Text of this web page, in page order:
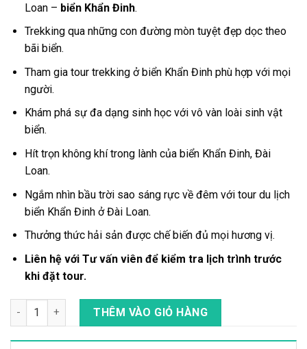
Loan – biển Khẩn Đinh.
Trekking qua những con đường mòn tuyệt đẹp dọc theo
bãi biển.
Tham giatour trekking ởbiển Khẩn Đinhphù hợp với mọi
người.
Khám phá sự đa dạng sinh học với vô vàn loài sinh vật
biển.
Hít trọn không khí trong lành của biển Khẩn Đinh, Đài
Loan.
Ngắm nhìn bầu trời sao sáng rực về đêm vớitour du lịch
biển Khẩn ĐinhởĐài Loan.
Thưởng thức hải sản được chế biến đủ mọi hương vị.
Liên hệ với Tư vấn viên để kiểm tra lịch trình trước
khi đặt tour.
Tour Trekking Thám Hiểm Bờ Biển Khẩn Đinh (Kenting) Vào
THÊM VÀO GIỎ HÀNG